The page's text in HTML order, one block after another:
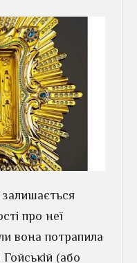
про неї
вона потрапила
(або